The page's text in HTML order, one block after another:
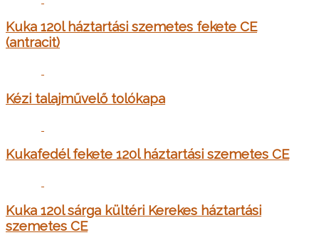
Kuka 120l háztartási szemetes fekete CE
(antracit)
Kézi talajművelő tolókapa
Kukafedél fekete 120l háztartási szemetes CE
Kuka 120l sárga kültéri Kerekes háztartási
szemetes CE